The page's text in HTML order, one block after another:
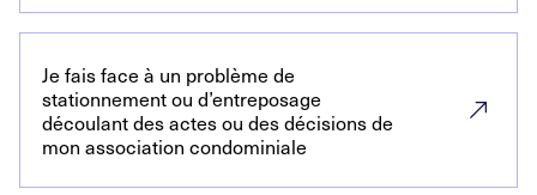
Je fais face à un problème de
stationnement ou d’entreposage
découlant des actes ou des décisions de
mon association condominiale